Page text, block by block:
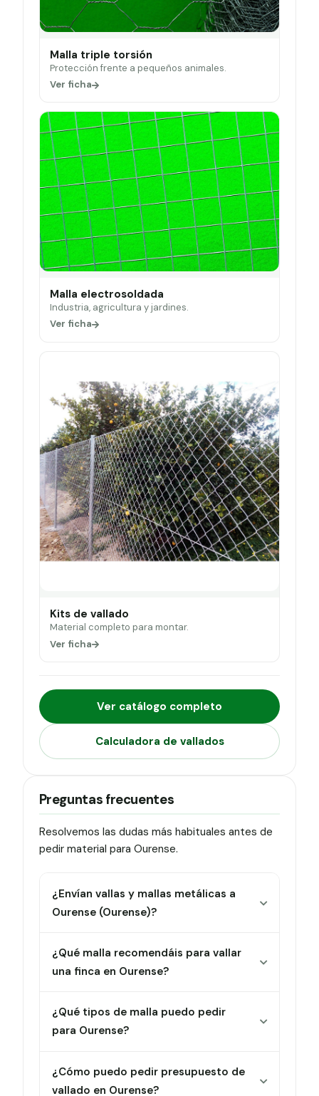
Malla triple torsión
Protección frente a pequeños animales.
Ver ficha
Malla electrosoldada
Industria, agricultura y jardines.
Ver ficha
Kits de vallado
Material completo para montar.
Ver ficha
Ver catálogo completo
Calculadora de vallados
Preguntas frecuentes
Resolvemos las dudas más habituales antes de
pedir material para Ourense.
¿Envían vallas y mallas metálicas a
Ourense (Ourense)?
¿Qué malla recomendáis para vallar
una finca en Ourense?
¿Qué tipos de malla puedo pedir
para Ourense?
¿Cómo puedo pedir presupuesto de
vallado en Ourense?